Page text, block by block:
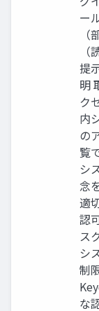
ー
提
明
ク
内
の
覧
シ
念
適
認
ス
シ
制
な